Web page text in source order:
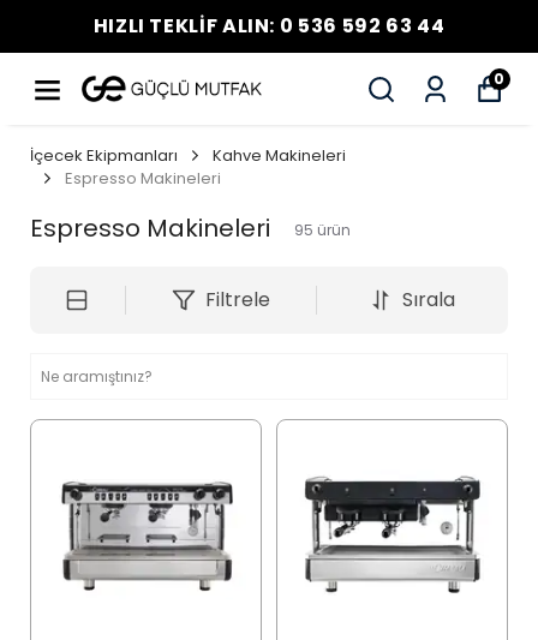
HIZLI TEKLİF ALIN: 0 536 592 63 44
0
İçecek Ekipmanları
Kahve Makineleri
Espresso Makineleri
Espresso Makineleri 95 ürün
Filtrele Sırala